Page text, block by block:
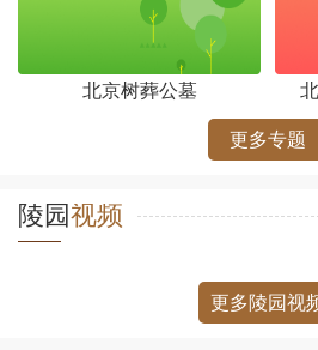
北京树葬公墓
更多专题
陵园视频
更多陵园视